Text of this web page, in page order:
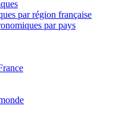
par région française
par pays